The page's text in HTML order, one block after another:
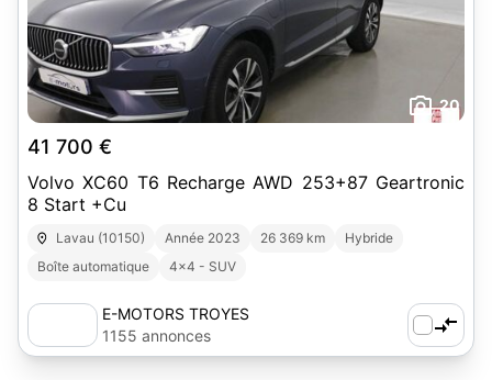
20
41 700 €
Volvo XC60 T6 Recharge AWD 253+87 Geartronic
8 Start +Cu
Lavau (10150) Année 2023 26 369 km
Hybride
Boîte automatique
4x4 - SUV
E-MOTORS TROYES
1155 annonces